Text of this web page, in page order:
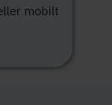
mobilt